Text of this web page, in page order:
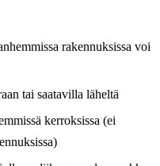
rakennuksissa voi
tai saatavilla läheltä
kerroksissa (ei